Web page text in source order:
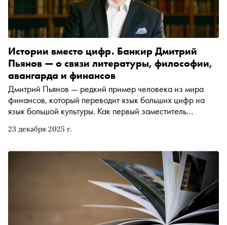
23 декабря 2025 г.
Истории вместо цифр. Банкир Дмитрий
Пьянов — о связи литературы, философии,
авангарда и финансов
Дмитрий Пьянов — редкий пример человека из мира
финансов, который переводит язык больших цифр на
язык большой культуры. Как первый заместитель
самые сложные экономические процессы через
поговорить с Дмитрием и понять, как связаны
литература, философия, авангард и реальная